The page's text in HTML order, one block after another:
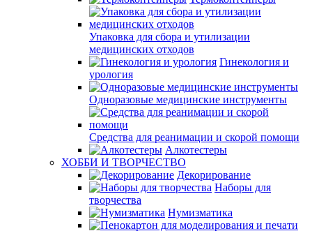
Упаковка для сбора и утилизации
медицинских отходов
Гинекология и
урология
Одноразовые медицинские инструменты
Средства для реанимации и скорой помощи
Алкотестеры
ХОББИ И ТВОРЧЕСТВО
Декорирование
Наборы для
творчества
Нумизматика